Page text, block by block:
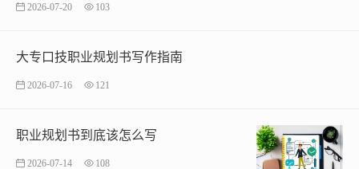
2026-07-20 103
大专口技职业规划书写作指南
2026-07-16 121
职业规划书到底该怎么写
2026-07-14 108